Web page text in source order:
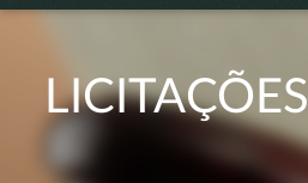
LICITAÇÕES